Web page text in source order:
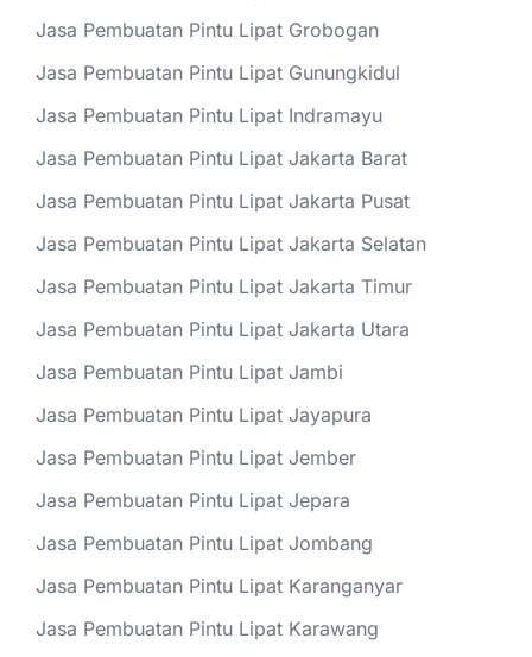
Jasa Pembuatan Pintu Lipat Grobogan
Jasa Pembuatan Pintu Lipat Gunungkidul
Jasa Pembuatan Pintu Lipat Indramayu
Jasa Pembuatan Pintu Lipat Jakarta Barat
Jasa Pembuatan Pintu Lipat Jakarta Pusat
Jasa Pembuatan Pintu Lipat Jakarta Selatan
Jasa Pembuatan Pintu Lipat Jakarta Timur
Jasa Pembuatan Pintu Lipat Jakarta Utara
Jasa Pembuatan Pintu Lipat Jambi
Jasa Pembuatan Pintu Lipat Jayapura
Jasa Pembuatan Pintu Lipat Jember
Jasa Pembuatan Pintu Lipat Jepara
Jasa Pembuatan Pintu Lipat Jombang
Jasa Pembuatan Pintu Lipat Karanganyar
Jasa Pembuatan Pintu Lipat Karawang